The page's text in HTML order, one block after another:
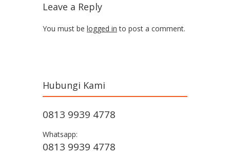
Leave a Reply
You must be logged in to post a comment.
Hubungi Kami
0813 9939 4778
Whatsapp:
0813 9939 4778